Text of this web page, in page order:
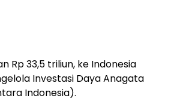
Rp 33,5 triliun, ke Indonesia
Investasi Daya Anagata
Indonesia).